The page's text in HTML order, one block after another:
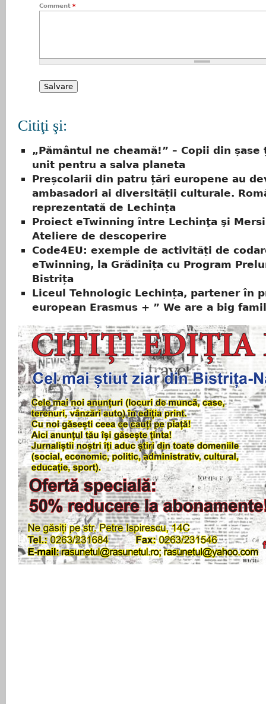
Comment *
Citiţi şi:
„Pământul ne cheamă!” – Copii din șase
unit pentru a salva planeta
Preșcolarii din patru țări europene au
ambasadori ai diversității culturale.
reprezentată de Lechința
Proiect eTwinning între Lechinţa şi
Ateliere de descoperire
Code4EU: exemple de activități de
eTwinning, la Grădinița cu Program
Bistrița
Liceul Tehnologic Lechința, partener în
european Erasmus + ˮ We are a big